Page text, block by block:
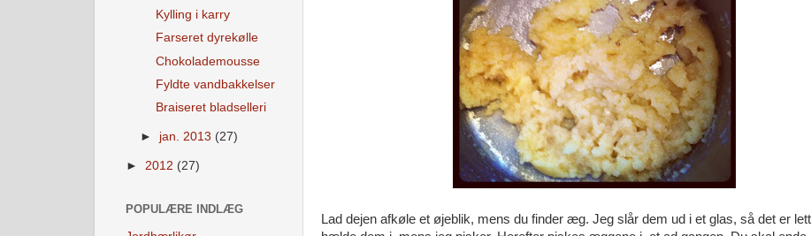
Lad dejen afkøle et øjeblik, mens du finder æg. Jeg slår dem ud i et glas, så det er
Kylling i karry
Farseret dyrekølle
Chokolademousse
Fyldte vandbakkelser
Braiseret bladselleri
► jan. 2013 (27)
► 2012 (27)
POPULÆRE INDLÆG